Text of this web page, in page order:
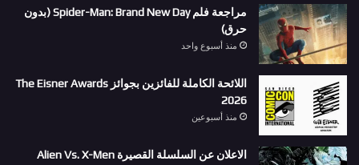
مراجعة فلم Spider-Man: Brand New Day (بدون
حرق)
منذ أسبوع واحد
اللائحة الكاملة للفائزين بجوائز The Eisner Awards
2026
منذ أسبوعين
الاعلان عن السلسلة القصيرة Alien Vs. X-Men